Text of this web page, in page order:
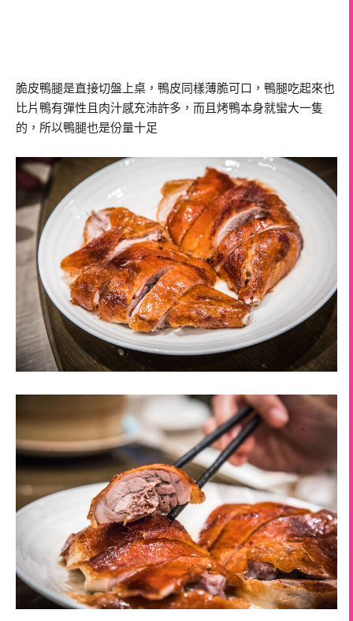
脆皮鴨腿是直接切盤上桌，鴨皮同樣薄脆可口，鴨腿吃起來也
比片鴨有彈性且肉汁感充沛許多，而且烤鴨本身就蠻大一隻
的，所以鴨腿也是份量十足